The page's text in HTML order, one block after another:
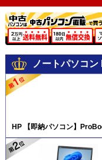
ノートパソコ
HP 【即納パソコン】